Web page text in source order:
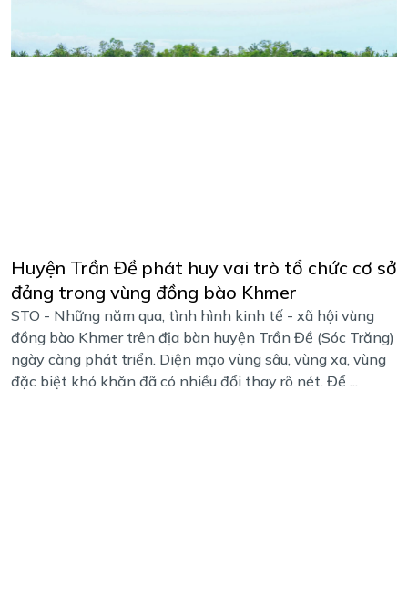
Huyện Trần Đề phát huy vai trò tổ chức cơ sở
đảng trong vùng đồng bào Khmer
STO - Những năm qua, tình hình kinh tế - xã hội vùng
đồng bào Khmer trên địa bàn huyện Trần Đề (Sóc Trăng)
ngày càng phát triển. Diện mạo vùng sâu, vùng xa, vùng
đặc biệt khó khăn đã có nhiều đổi thay rõ nét. Để ...